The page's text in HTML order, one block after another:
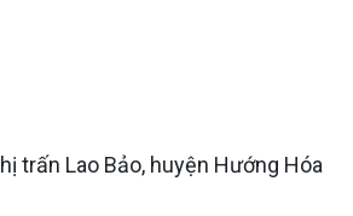
trấn Lao Bảo, huyện Hướng Hóa